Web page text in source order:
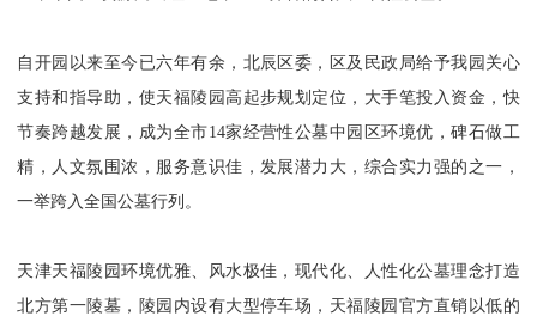
自开园以来至今已六年有余，北辰区委，区及民政局给予我园关心
支持和指导助，使天福陵园高起步规划定位，大手笔投入资金，快
节奏跨越发展，成为全市14家经营性公墓中园区环境优，碑石做工
精，人文氛围浓，服务意识佳，发展潜力大，综合实力强的之一，
一举跨入全国公墓行列。
天津天福陵园环境优雅、风水极佳，现代化、人性化公墓理念打造
北方第一陵墓，陵园内设有大型停车场，天福陵园官方直销以低的